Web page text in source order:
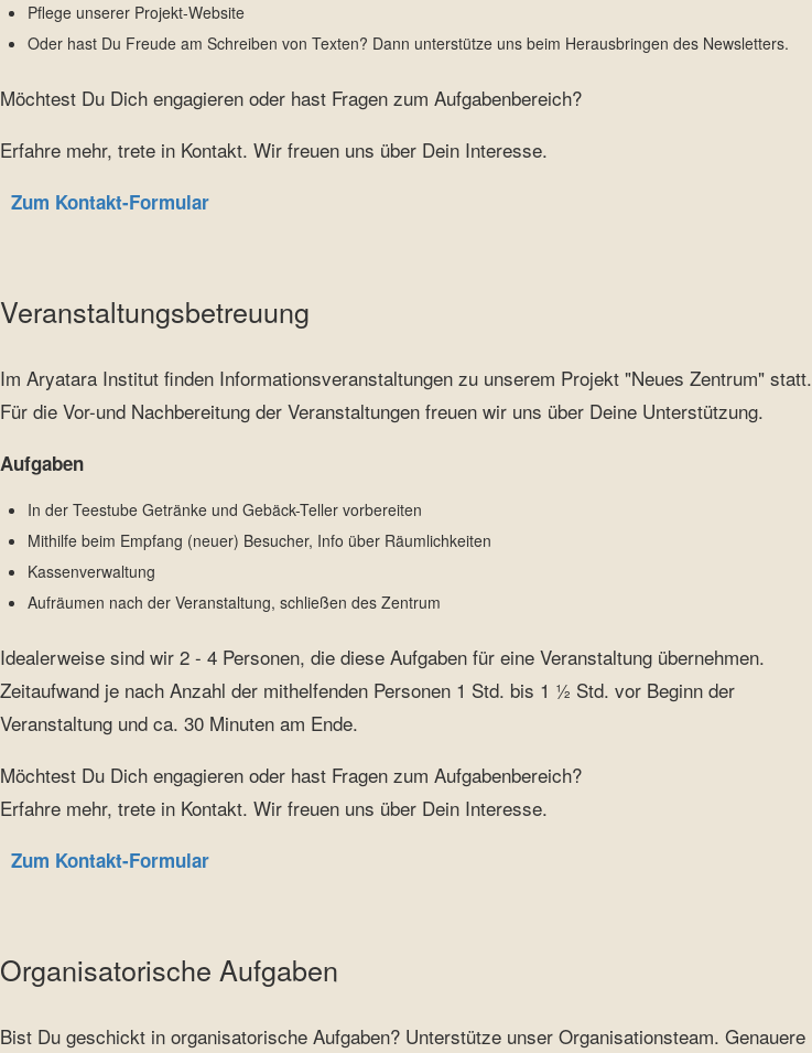
Pflege unserer Projekt-Website
Oder hast Du Freude am Schreiben von Texten? Dann unterstütze uns beim Herausbringen des Newsletters.
Möchtest Du Dich engagieren oder hast Fragen zum Aufgabenbereich?
Erfahre mehr, trete in Kontakt. Wir freuen uns über Dein Interesse.
Zum Kontakt-Formular
Veranstaltungsbetreuung
Im Aryatara Institut finden Informationsveranstaltungen zu unserem Projekt "Neues Zentrum" statt.
Für die Vor-und Nachbereitung der Veranstaltungen freuen wir uns über Deine Unterstützung.
Aufgaben
In der Teestube Getränke und Gebäck-Teller vorbereiten
Mithilfe beim Empfang (neuer) Besucher, Info über Räumlichkeiten
Kassenverwaltung
Aufräumen nach der Veranstaltung, schließen des Zentrum
Idealerweise sind wir 2 - 4 Personen, die diese Aufgaben für eine Veranstaltung übernehmen.
Zeitaufwand je nach Anzahl der mithelfenden Personen 1 Std. bis 1 ½ Std. vor Beginn der
Veranstaltung und ca. 30 Minuten am Ende.
Möchtest Du Dich engagieren oder hast Fragen zum Aufgabenbereich?
Erfahre mehr, trete in Kontakt. Wir freuen uns über Dein Interesse.
Zum Kontakt-Formular
Organisatorische Aufgaben
Bist Du geschickt in organisatorische Aufgaben? Unterstütze unser Organisationsteam. Genauere